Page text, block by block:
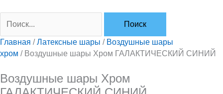
Главная / Латексные шары / Воздушные шары
хром / Воздушные шары Хром ГАЛАКТИЧЕСКИЙ СИНИЙ
Воздушные шары Хром